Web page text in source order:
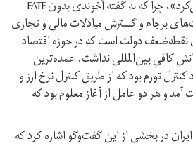
مساله FATF را حل و فصل می‌کرد»، چرا که به گفته آخوندی بدون FATF
برجام و گسترش مبادلات مالی و تجاری
نقطه‌‌ضعف دولت است که در حوزه‌ اقتصاد
کافی بین‌المللی نداشت. عمده‌ترین
تورم بود که از طریق کنترل نرخ ارز و
و هر دو عامل از آغاز معلوم بود که
در بخشی از این گفت‌وگو اشاره کرد که